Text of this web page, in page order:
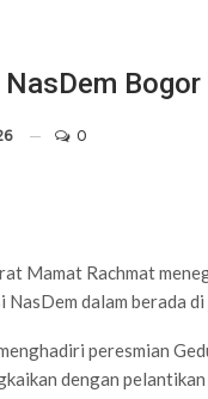
NasDem
0
Mamat Rachmat
dalam berada
peresmian
dengan